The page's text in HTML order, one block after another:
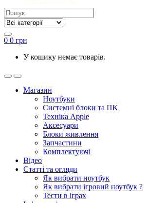
0 0 грн
У кошику немає товарів.
Магазин
Ноутбуки
Системні блоки та ПК
Техніка Apple
Аксесуари
Блоки живлення
Запчастини
Комплектуючі
Відео
Статті та огляди
Як вибрати ноутбук
Як вибрати ігровий ноутбук ?
Тести в іграх